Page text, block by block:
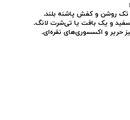
تک روشن و کفش پاشنه بلند.
سفید و یک بافت یا تی‌شرت لانگ.
حریر و اکسسوری‌های نقره‌ای.